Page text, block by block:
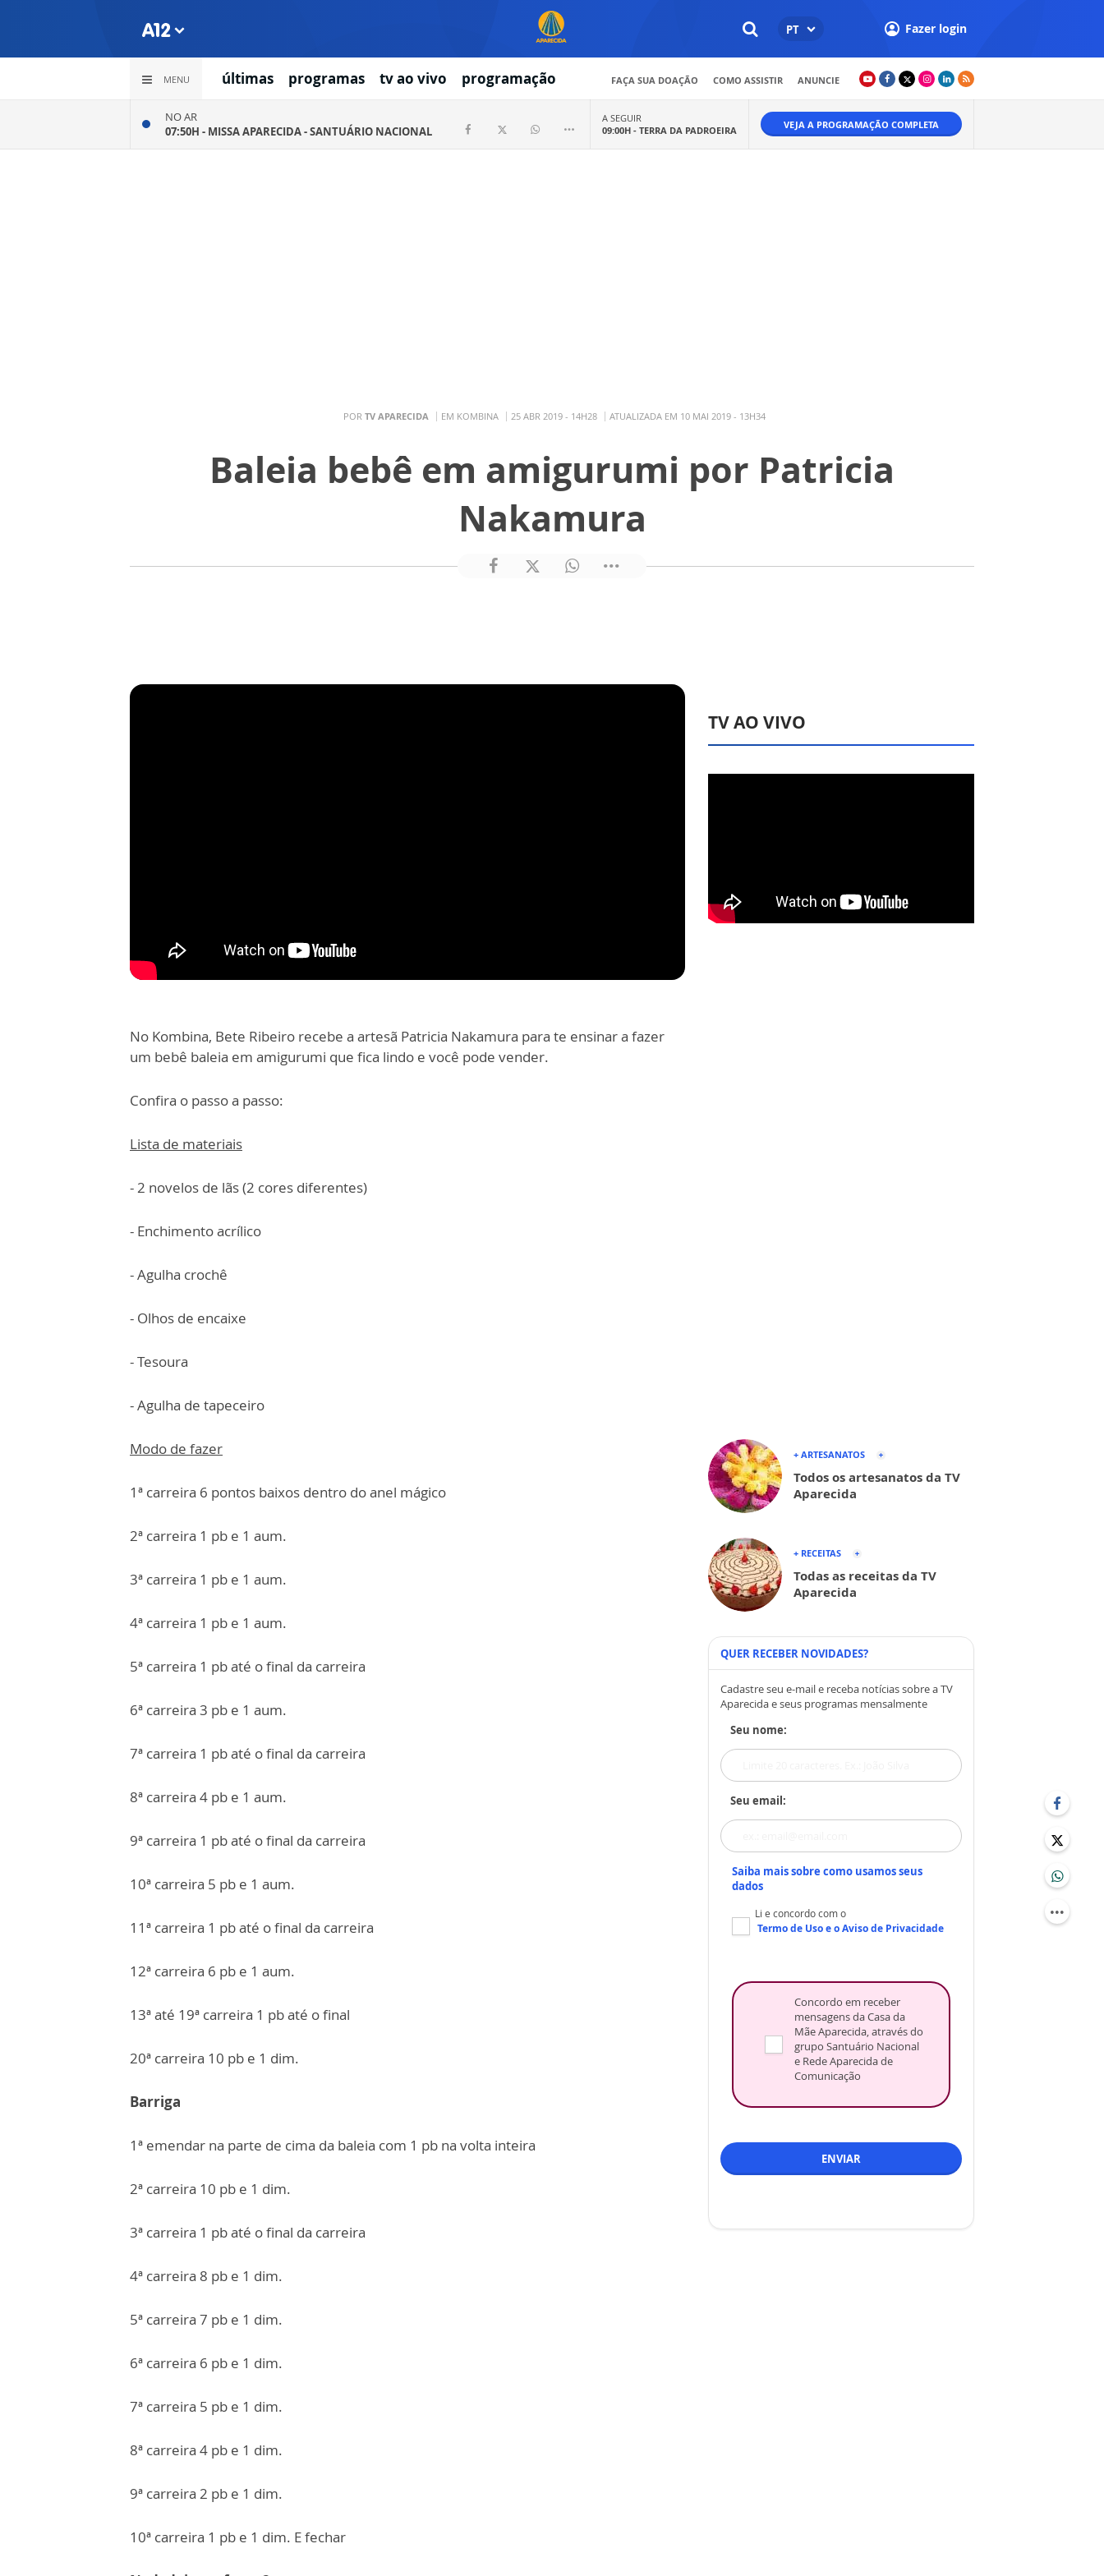
PT Fazer login
MENU últimas programas tv ao vivo programação FAÇA SUA DOAÇÃO COMO ASSISTIR ANUNCIE
NO AR
07:50H - MISSA APARECIDA - SANTUÁRIO NACIONAL
A SEGUIR
09:00H - TERRA DA PADROEIRA VEJA A PROGRAMAÇÃO COMPLETA
POR TV APARECIDA EM KOMBINA 25 ABR 2019 - 14H28 ATUALIZADA EM 10 MAI 2019 - 13H34
Baleia bebê em amigurumi por Patricia
Nakamura
No Kombina, Bete Ribeiro recebe a artesã Patricia Nakamura para te ensinar a fazer
um bebê baleia em amigurumi que fica lindo e você pode vender.
Confira o passo a passo:
Lista de materiais
- 2 novelos de lãs (2 cores diferentes)
- Enchimento acrílico
- Agulha crochê
- Olhos de encaixe
- Tesoura
- Agulha de tapeceiro
Modo de fazer
1ª carreira 6 pontos baixos dentro do anel mágico
2ª carreira 1 pb e 1 aum.
3ª carreira 1 pb e 1 aum.
4ª carreira 1 pb e 1 aum.
5ª carreira 1 pb até o final da carreira
6ª carreira 3 pb e 1 aum.
7ª carreira 1 pb até o final da carreira
8ª carreira 4 pb e 1 aum.
9ª carreira 1 pb até o final da carreira
10ª carreira 5 pb e 1 aum.
11ª carreira 1 pb até o final da carreira
12ª carreira 6 pb e 1 aum.
13ª até 19ª carreira 1 pb até o final
20ª carreira 10 pb e 1 dim.
Barriga
1ª emendar na parte de cima da baleia com 1 pb na volta inteira
2ª carreira 10 pb e 1 dim.
3ª carreira 1 pb até o final da carreira
4ª carreira 8 pb e 1 dim.
5ª carreira 7 pb e 1 dim.
6ª carreira 6 pb e 1 dim.
7ª carreira 5 pb e 1 dim.
8ª carreira 4 pb e 1 dim.
9ª carreira 2 pb e 1 dim.
10ª carreira 1 pb e 1 dim. E fechar
TV AO VIVO
+ ARTESANATOS
Todos os artesanatos da TV
Aparecida
+ RECEITAS
Todas as receitas da TV
Aparecida
QUER RECEBER NOVIDADES?
Cadastre seu e-mail e receba notícias sobre a TV
Aparecida e seus programas mensalmente
Seu nome:
Seu email:
Saiba mais sobre como usamos seus
dados
Li e concordo com o
Termo de Usoe oAviso de Privacidade
Concordo em receber
mensagens da Casa da
Mãe Aparecida, através do
grupo Santuário Nacional
e Rede Aparecida de
Comunicação
ENVIAR